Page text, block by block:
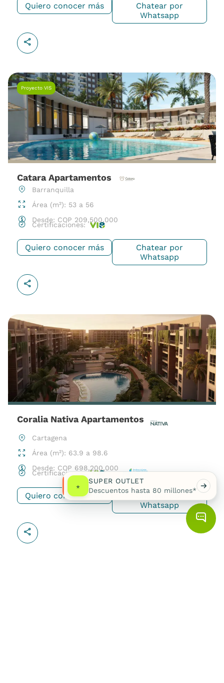
Quiero conocer más
Chatear por
Whatsapp
Proyecto VIS
Catara Apartamentos
Barranquilla
Área (m²): 53 a 56
Desde: COP 209,500,000
Certificaciones:
Quiero conocer más
Chatear por
Whatsapp
Coralia Nativa Apartamentos
Cartagena
Área (m²): 63.9 a 98.6
Desde: COP 698,200,000
Certificaciones:
Quiero conocer más
Chatear por
Whatsapp
*
SUPER OUTLET
Descuentos hasta 80 millones*